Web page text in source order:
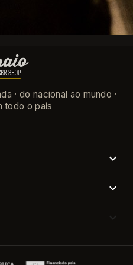
· do nacional ao mundo ·
todo o país


keyboard_arrow_down